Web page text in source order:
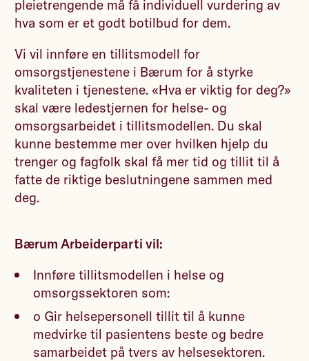
pleietrengende må få individuell vurdering av
hva som er et godt botilbud for dem.
Vi vil innføre en tillitsmodell for
omsorgstjenestene i Bærum for å styrke
kvaliteten i tjenestene. «Hva er viktig for deg?»
skal være ledestjernen for helse- og
omsorgsarbeidet i tillitsmodellen. Du skal
kunne bestemme mer over hvilken hjelp du
trenger og fagfolk skal få mer tid og tillit til å
fatte de riktige beslutningene sammen med
deg.
Bærum Arbeiderparti vil:
Innføre tillitsmodellen i helse og
omsorgssektoren som:
o Gir helsepersonell tillit til å kunne
medvirke til pasientens beste og bedre
samarbeidet på tvers av helsesektoren.